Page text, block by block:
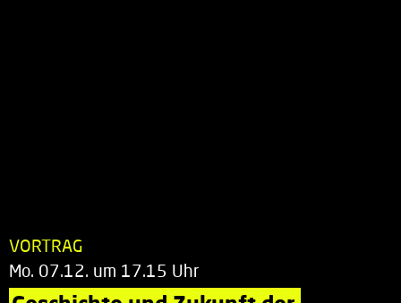
VORTRAG
Mo. 07.12. um 17.15 Uhr